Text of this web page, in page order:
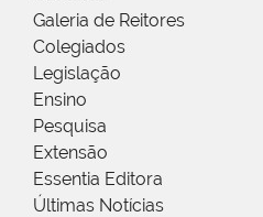
Galeria de Reitores
Colegiados
Legislação
Ensino
Pesquisa
Extensão
Essentia Editora
Últimas Notícias